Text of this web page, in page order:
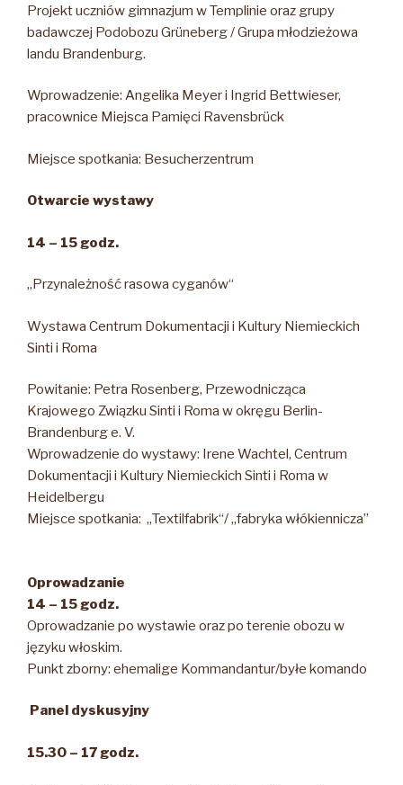
Projekt uczniów gimnazjum w Templinie oraz grupy
badawczej Podobozu Grüneberg / Grupa młodzieżowa
landu Brandenburg.
Wprowadzenie: Angelika Meyer i Ingrid Bettwieser,
pracownice Miejsca Pamięci Ravensbrück
Miejsce spotkania: Besucherzentrum
Otwarcie wystawy
14 – 15 godz.
„Przynależność rasowa cyganów“
Wystawa Centrum Dokumentacji i Kultury Niemieckich
Sinti i Roma
Powitanie: Petra Rosenberg, Przewodnicząca
Krajowego Związku Sinti i Roma w okręgu Berlin-
Brandenburg e. V.
Wprowadzenie do wystawy: Irene Wachtel, Centrum
Dokumentacji i Kultury Niemieckich Sinti i Roma w
Heidelbergu
Miejsce spotkania: „Textilfabrik“/ „fabryka włókiennicza”
Oprowadzanie
14 – 15 godz.
Oprowadzanie po wystawie oraz po terenie obozu w
języku włoskim.
Punkt zborny: ehemalige Kommandantur/byłe komando
Panel dyskusyjny
15.30 – 17 godz.